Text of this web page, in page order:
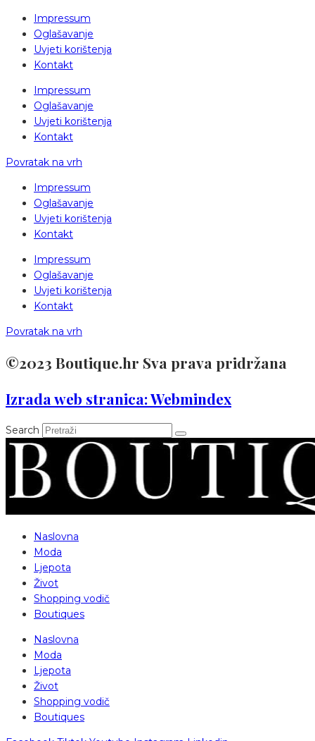
Impressum
Oglašavanje
Uvjeti korištenja
Kontakt
Impressum
Oglašavanje
Uvjeti korištenja
Kontakt
Povratak na vrh
Impressum
Oglašavanje
Uvjeti korištenja
Kontakt
Impressum
Oglašavanje
Uvjeti korištenja
Kontakt
Povratak na vrh
©2023 Boutique.hr Sva prava pridržana
Izrada web stranica: Webmindex
Search
Naslovna
Moda
Ljepota
Život
Shopping vodič
Boutiques
Naslovna
Moda
Ljepota
Život
Shopping vodič
Boutiques